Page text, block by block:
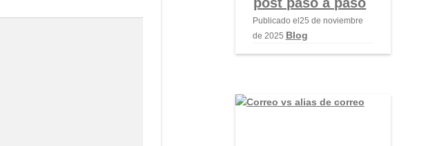
Publicado el25 de noviembre
de 2025 Blog